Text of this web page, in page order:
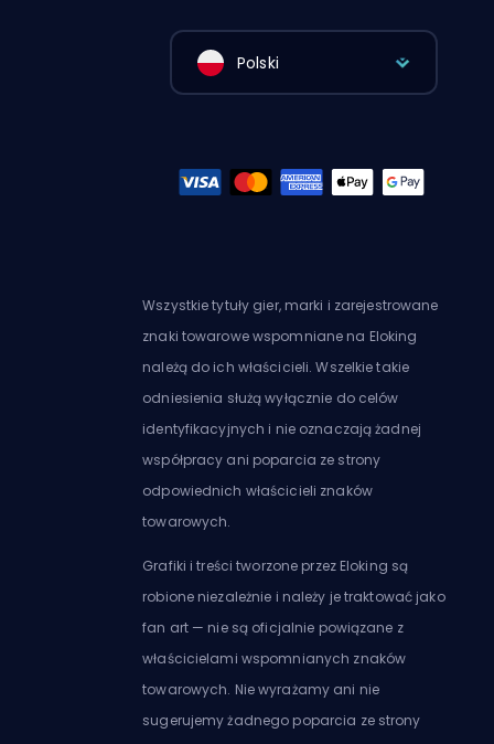
Polski
Wszystkie tytuły gier, marki i zarejestrowane
znaki towarowe wspomniane na Eloking
należą do ich właścicieli. Wszelkie takie
odniesienia służą wyłącznie do celów
identyfikacyjnych i nie oznaczają żadnej
współpracy ani poparcia ze strony
odpowiednich właścicieli znaków
towarowych.
Grafiki i treści tworzone przez Eloking są
robione niezależnie i należy je traktować jako
fan art — nie są oficjalnie powiązane z
właścicielami wspomnianych znaków
towarowych. Nie wyrażamy ani nie
sugerujemy żadnego poparcia ze strony